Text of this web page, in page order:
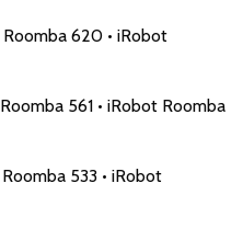
620 • iRobot
561 • iRobot Roomba
533 • iRobot